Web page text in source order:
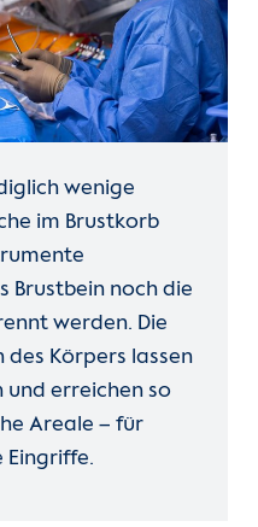
wenige
im Brustkorb
Brustbein noch die
werden. Die
des Körpers lassen
und erreichen so
Areale – für
Eingriffe.